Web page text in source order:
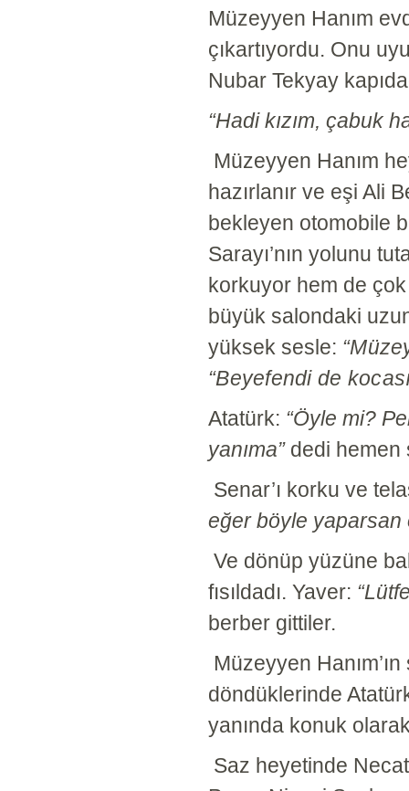
Müzeyyen Hanım
çıkartıyordu. Onu
Nubar Tekyay
“Hadi kızım, çabuk
Müzeyyen Hanım
hazırlanır ve eşi Ali
bekleyen otomobile
Sarayı’nın yolunu
korkuyor hem de
büyük salondaki
yüksek sesle:
“Beyefendi de
Atatürk: “Öyle mi?
yanıma”dedi hemen
Senar’ı korku ve
eğer böyle yaparsan
Ve dönüp yüzüne
fısıldadı. Yaver:
berber gittiler.
Müzeyyen
döndüklerinde
yanında konuk
Saz heyetinde